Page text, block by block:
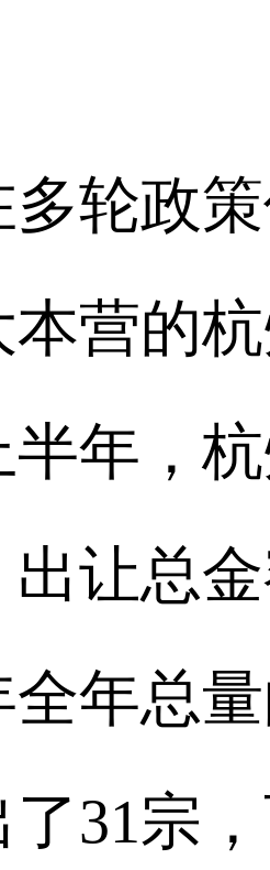
政策
本营的
半年，
让总
全年总
了31宗